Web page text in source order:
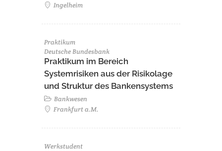
Ingelheim
Praktikum
Deutsche Bundesbank
Praktikum im Bereich
Systemrisiken aus der Risikolage
und Struktur des Bankensystems
Bankwesen
Frankfurt a.M.
Werkstudent